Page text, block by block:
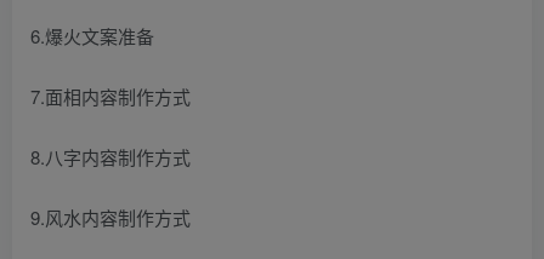
6.爆火文案准备
7.面相内容制作方式
8.八字内容制作方式
9.风水内容制作方式